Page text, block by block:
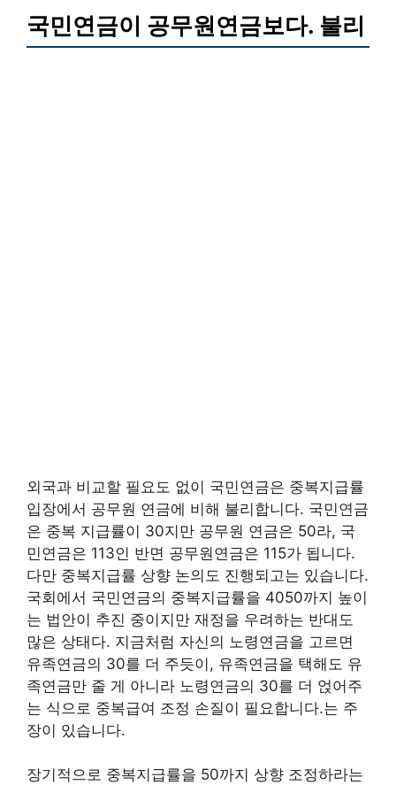
국민연금이 공무원연금보다. 불리
외국과 비교할 필요도 없이 국민연금은 중복지급률
입장에서 공무원 연금에 비해 불리합니다. 국민연금
은 중복 지급률이 30지만 공무원 연금은 50라, 국
민연금은 113인 반면 공무원연금은 115가 됩니다.
다만 중복지급률 상향 논의도 진행되고는 있습니다.
국회에서 국민연금의 중복지급률을 4050까지 높이
는 법안이 추진 중이지만 재정을 우려하는 반대도
많은 상태다. 지금처럼 자신의 노령연금을 고르면
유족연금의 30를 더 주듯이, 유족연금을 택해도 유
족연금만 줄 게 아니라 노령연금의 30를 더 얹어주
는 식으로 중복급여 조정 손질이 필요합니다.는 주
장이 있습니다.
장기적으로 중복지급률을 50까지 상향 조정하라는